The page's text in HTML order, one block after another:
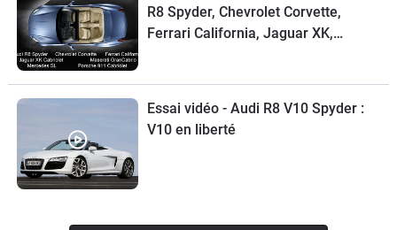
R8 Spyder, Chevrolet Corvette,
Ferrari California, Jaguar XK,
Essai vidéo - Audi R8 V10 Spyder :
V10 en liberté